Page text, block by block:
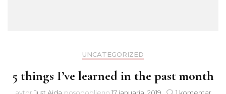
UNCATEGORIZED
5 things I’ve learned in the past month
na